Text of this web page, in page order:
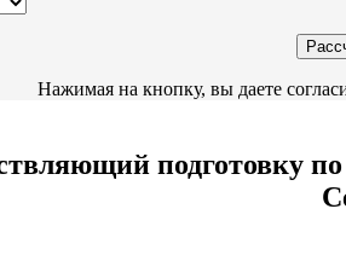
Нажимая на кнопку, вы даете
подготовку по